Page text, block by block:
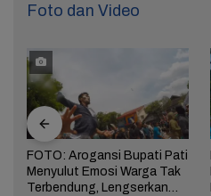
Foto dan Video
FOTO: Arogansi Bupati Pati
Menyulut Emosi Warga Tak
Terbendung, Lengserkan